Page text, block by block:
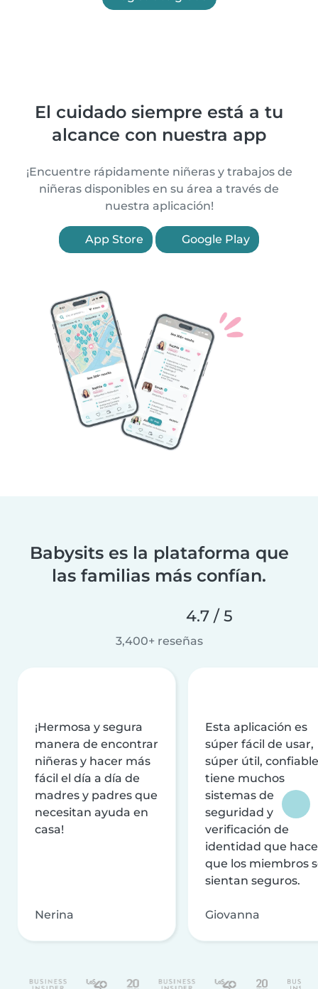
El cuidado siempre está a tu
alcance con nuestra app
¡Encuentre rápidamente niñeras y trabajos de
niñeras disponibles en su área a través de
nuestra aplicación!
App Store Google Play
Babysits es la plataforma que
las familias más confían.
4.7 / 5
3,400+ reseñas
¡Hermosa y segura
manera de encontrar
niñeras y hacer más
fácil el día a día de
madres y padres que
necesitan ayuda en
casa!
Nerina
Esta aplicación es
súper fácil de usar,
súper útil,
tiene muchos
sistemas de
seguridad y
verificación de
identidad que
que los miembros
sientan seguros.
Giovanna